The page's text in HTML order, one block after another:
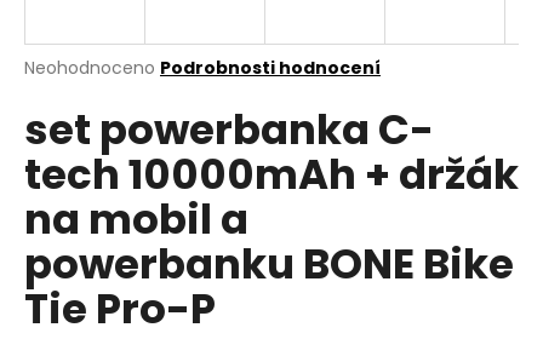
Průměrné
produktu
je
0,0
z
5
hvězdiček.
Neohodnoceno Podrobnosti hodnocení
set powerbanka C-
tech 10000mAh + držák
na mobil a
powerbanku BONE Bike
Tie Pro-P
n
a
í
t
?